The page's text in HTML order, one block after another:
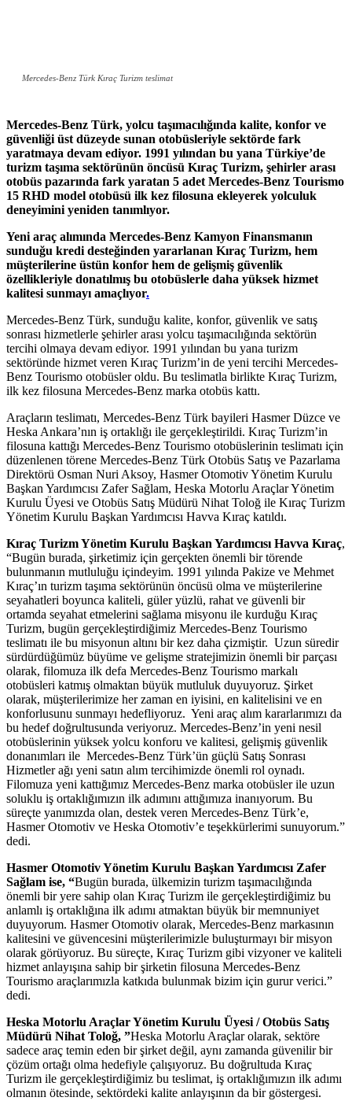
Mercedes-Benz Türk Kıraç Turizm teslimat
Mercedes-Benz Türk, yolcu taşımacılığında kalite, konfor ve
güvenliği üst düzeyde sunan otobüsleriyle sektörde fark
yaratmaya devam ediyor. 1991 yılından bu yana Türkiye’de
turizm taşıma sektörünün öncüsü Kıraç Turizm, şehirler arası
otobüs pazarında fark yaratan 5 adet Mercedes-Benz Tourismo
15 RHD model otobüsü ilk kez filosuna ekleyerek yolculuk
deneyimini yeniden tanımlıyor.
Yeni araç alımında Mercedes-Benz Kamyon Finansmanın
sunduğu kredi desteğinden yararlanan Kıraç Turizm, hem
müşterilerine üstün konfor hem de gelişmiş güvenlik
özellikleriyle donatılmış bu otobüslerle daha yüksek hizmet
kalitesi sunmayı amaçlıyor.
Mercedes-Benz Türk, sunduğu kalite, konfor, güvenlik ve satış
sonrası hizmetlerle şehirler arası yolcu taşımacılığında sektörün
tercihi olmaya devam ediyor. 1991 yılından bu yana turizm
sektöründe hizmet veren Kıraç Turizm’in de yeni tercihi Mercedes-
Benz Tourismo otobüsler oldu. Bu teslimatla birlikte Kıraç Turizm,
ilk kez filosuna Mercedes-Benz marka otobüs kattı.
Araçların teslimatı, Mercedes-Benz Türk bayileri Hasmer Düzce ve
Heska Ankara’nın iş ortaklığı ile gerçekleştirildi. Kıraç Turizm’in
filosuna kattığı Mercedes-Benz Tourismo otobüslerinin teslimatı için
düzenlenen törene Mercedes-Benz Türk Otobüs Satış ve Pazarlama
Direktörü Osman Nuri Aksoy, Hasmer Otomotiv Yönetim Kurulu
Başkan Yardımcısı Zafer Sağlam, Heska Motorlu Araçlar Yönetim
Kurulu Üyesi ve Otobüs Satış Müdürü Nihat Toloğ ile Kıraç Turizm
Yönetim Kurulu Başkan Yardımcısı Havva Kıraç katıldı.
Kıraç Turizm Yönetim Kurulu Başkan Yardımcısı Havva Kıraç,
“Bugün burada, şirketimiz için gerçekten önemli bir törende
bulunmanın mutluluğu içindeyim. 1991 yılında Pakize ve Mehmet
Kıraç’ın turizm taşıma sektörünün öncüsü olma ve müşterilerine
seyahatleri boyunca kaliteli, güler yüzlü, rahat ve güvenli bir
ortamda seyahat etmelerini sağlama misyonu ile kurduğu Kıraç
Turizm, bugün gerçekleştirdiğimiz Mercedes-Benz Tourismo
teslimatı ile bu misyonun altını bir kez daha çizmiştir. Uzun süredir
sürdürdüğümüz büyüme ve gelişme stratejimizin önemli bir parçası
olarak, filomuza ilk defa Mercedes-Benz Tourismo markalı
otobüsleri katmış olmaktan büyük mutluluk duyuyoruz. Şirket
olarak, müşterilerimize her zaman en iyisini, en kalitelisini ve en
konforlusunu sunmayı hedefliyoruz. Yeni araç alım kararlarımızı da
bu hedef doğrultusunda veriyoruz. Mercedes-Benz’in yeni nesil
otobüslerinin yüksek yolcu konforu ve kalitesi, gelişmiş güvenlik
donanımları ile Mercedes-Benz Türk’ün güçlü Satış Sonrası
Hizmetler ağı yeni satın alım tercihimizde önemli rol oynadı.
Filomuza yeni kattığımız Mercedes-Benz marka otobüsler ile uzun
soluklu iş ortaklığımızın ilk adımını attığımıza inanıyorum. Bu
süreçte yanımızda olan, destek veren Mercedes-Benz Türk’e,
Hasmer Otomotiv ve Heska Otomotiv’e teşekkürlerimi sunuyorum.”
dedi.
Hasmer Otomotiv Yönetim Kurulu Başkan Yardımcısı Zafer
Sağlam ise, “Bugün burada, ülkemizin turizm taşımacılığında
önemli bir yere sahip olan Kıraç Turizm ile gerçekleştirdiğimiz bu
anlamlı iş ortaklığına ilk adımı atmaktan büyük bir memnuniyet
duyuyorum. Hasmer Otomotiv olarak, Mercedes-Benz markasının
kalitesini ve güvencesini müşterilerimizle buluşturmayı bir misyon
olarak görüyoruz. Bu süreçte, Kıraç Turizm gibi vizyoner ve kaliteli
hizmet anlayışına sahip bir şirketin filosuna Mercedes-Benz
Tourismo araçlarımızla katkıda bulunmak bizim için gurur verici.”
dedi.
Heska Motorlu Araçlar Yönetim Kurulu Üyesi / Otobüs Satış
Müdürü Nihat Toloğ, ”Heska Motorlu Araçlar olarak, sektöre
sadece araç temin eden bir şirket değil, aynı zamanda güvenilir bir
çözüm ortağı olma hedefiyle çalışıyoruz. Bu doğrultuda Kıraç
Turizm ile gerçekleştirdiğimiz bu teslimat, iş ortaklığımızın ilk adımı
olmanın ötesinde, sektördeki kalite anlayışının da bir göstergesi.